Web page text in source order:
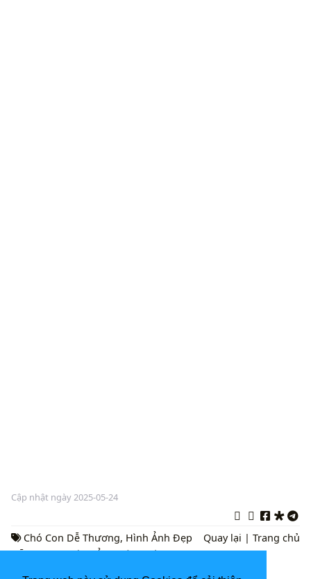
Cập nhật ngày 2025-05-24
Chó Con Dễ Thương, Hình Ảnh Đẹp
Dễ Thương,Hình Ảnh Động Vật
Quay lại | Trang chủ